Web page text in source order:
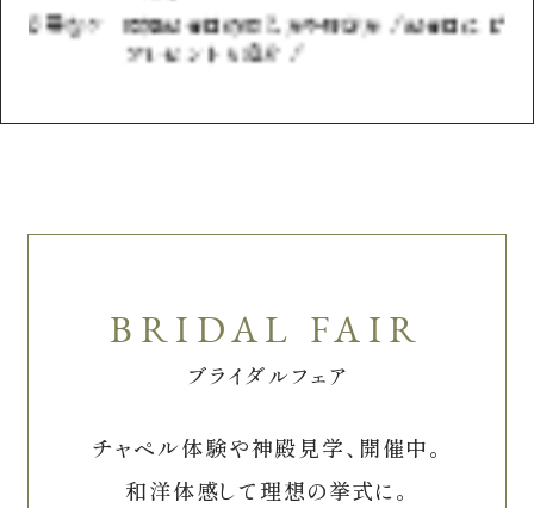
結婚記念日の数え方や呼び方！記念日にピッタリな
プレゼントも紹介！
ブライダルフェア
チャペル体験や神殿見学、開催中。
和洋体感して理想の挙式に。